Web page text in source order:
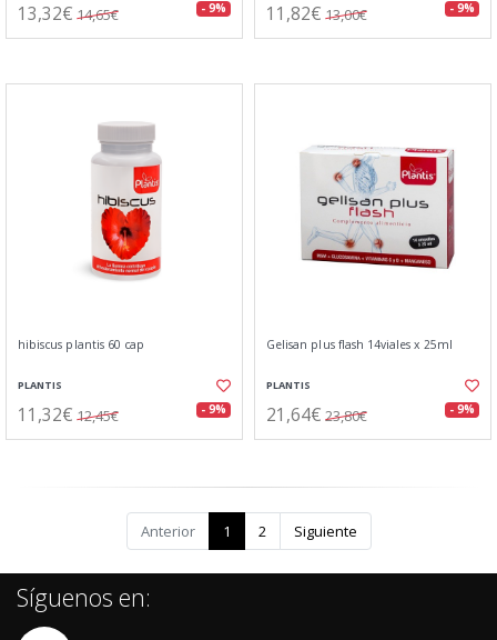
13,32€ 14,65€ - 9% 11,82€ 13,00€ - 9%
hibiscus plantis 60 cap
PLANTIS
11,32€ 12,45€ - 9%
Gelisan plus flash 14viales x 25ml
PLANTIS
21,64€ 23,80€ - 9%
Anterior 1 2 Siguiente
Síguenos en: